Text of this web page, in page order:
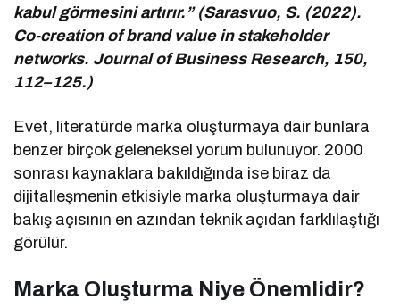
kabul görmesini artırır.” (Sarasvuo, S. (2022).
Co-creation of brand value in stakeholder
networks. Journal of Business Research, 150,
112–125.)
Evet, literatürde marka oluşturmaya dair bunlara
benzer birçok geleneksel yorum bulunuyor. 2000
sonrası kaynaklara bakıldığında ise biraz da
dijitalleşmenin etkisiyle marka oluşturmaya dair
bakış açısının en azından teknik açıdan farklılaştığı
görülür.
Marka Oluşturma Niye Önemlidir?